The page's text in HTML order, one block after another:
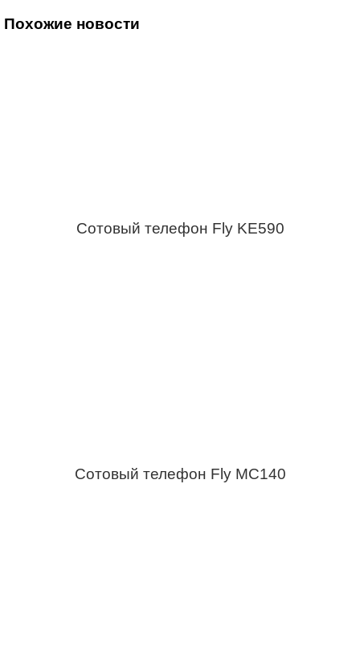
Похожие новости
Сотовый телефон Fly KE590
Сотовый телефон Fly MC140